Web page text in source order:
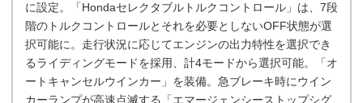
に設定。「Hondaセレクタブルトルクコントロール」は、7段
階のトルクコントロールとそれを必要としないOFF状態が選
択可能に。走行状況に応じてエンジンの出力特性を選択でき
るライディングモードを採用、計4モードから選択可能。「オ
ートキャンセルウインカー」を装備。急ブレーキ時にウイン
カーランプが高速点滅する「エマージェンシーストップシグ